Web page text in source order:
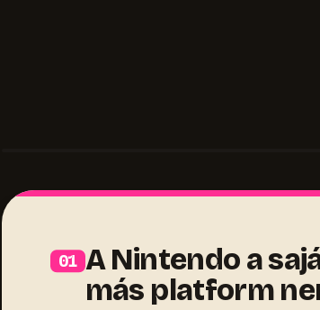
A Nintendo a
más platform